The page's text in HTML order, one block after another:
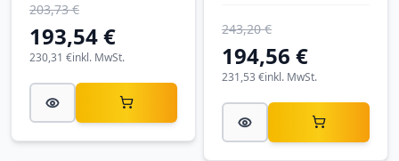
193,54 €
203,73 €
inkl. MwSt.
230,31 € 194,56 €
243,20 €
inkl. MwSt.
231,53 €